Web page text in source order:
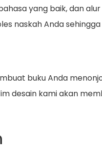
yang baik, dan
naskah Anda
buku Anda
desain kami akan